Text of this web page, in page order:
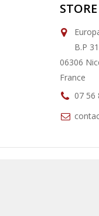
B.P
06306
France
07 56